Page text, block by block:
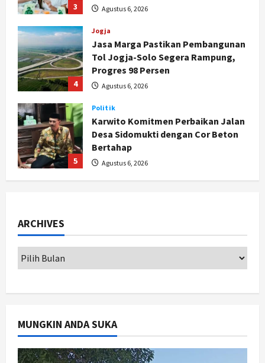
3 Agustus 6, 2026
4
Jogja
Jasa Marga Pastikan Pembangunan
Tol Jogja-Solo Segera Rampung,
Progres 98 Persen
Agustus 6, 2026
5
Politik
Karwito Komitmen Perbaikan Jalan
Desa Sidomukti dengan Cor Beton
Bertahap
Agustus 6, 2026
1
Jogja
Gen Z Belajar Meracik Lulur Khas
ARCHIVES
MUNGKIN ANDA SUKA